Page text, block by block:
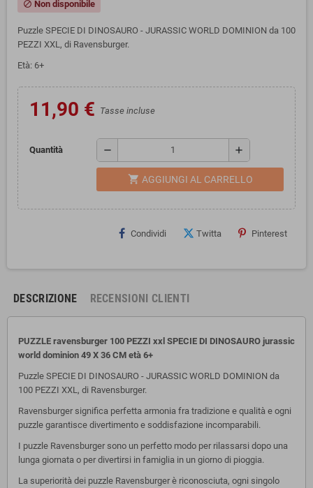
block Non disponibile
Puzzle SPECIE DI DINOSAURO - JURASSIC WORLD DOMINION da 100
PEZZI XXL, di Ravensburger.
Età: 6+
11,90 € Tasse incluse
Quantità remove add
shopping_cart AGGIUNGI AL CARRELLO
Condividi Twitta Pinterest
DESCRIZIONE RECENSIONI CLIENTI
PUZZLE ravensburger 100 PEZZI xxl SPECIE DI DINOSAURO jurassic
world dominion 49 X 36 CM età 6+
Puzzle SPECIE DI DINOSAURO - JURASSIC WORLD DOMINION da
100 PEZZI XXL, di Ravensburger.
Ravensburger significa perfetta armonia fra tradizione e qualità e ogni
puzzle garantisce divertimento e soddisfazione incomparabili.
I puzzle Ravensburger sono un perfetto modo per rilassarsi dopo una
lunga giornata o per divertirsi in famiglia in un giorno di pioggia.
La superiorità dei puzzle Ravensburger è riconosciuta, ogni singolo